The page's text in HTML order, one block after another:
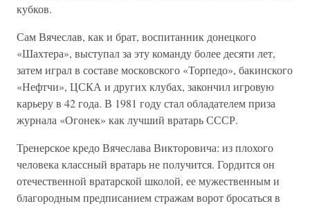
кубков.
Сам Вячеслав, как и брат, воспитанник донецкого
«Шахтера», выступал за эту команду более десяти лет,
затем играл в составе московского «Торпедо», бакинского
«Нефтчи», ЦСКА и других клубах, закончил игровую
карьеру в 42 года. В 1981 году стал обладателем приза
журнала «Огонек» как лучший вратарь СССР.
Тренерское кредо Вячеслава Викторовича: из плохого
человека классный вратарь не получится. Гордится он
отечественной вратарской школой, ее мужественным и
благородным предписанием стражам ворот бросаться в